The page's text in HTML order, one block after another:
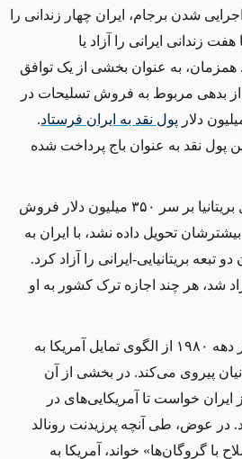
با اجرایی شدن برجام، ایران چهار زندانی را
زندانی ایرانی را آزاد یا
همزمان، به عنوان بخشی از یک توافق
بدهی مربوط به فروش تسلیحات در
پول نقد به ایران فرستاد.
پول نقد به عنوان باج پرداخت شده
در یک مورد جدیدتر، امسال بریتانیا بر سر ۳۵۰ میلیون دلار فروش
تحویل داده نشد، با ایران به
تبعه بریتانیایی-ایرانی را آزاد کرد.
شد، هر چند اجازه ترک کشور به او
حتی رسوایی ایران-کنترا در دهه ۱۹۸۰ از الگوی تمایل آمریکا به
پیروی می‌کند. در بخشی از آن
ایران خواست تا آمریکایی‌های در
در عوض، طی آنچه پرزیدنت رونالد
با گروگان‌ها» خواند، آمریکا به